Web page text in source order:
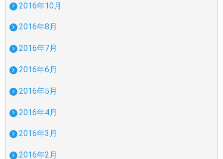
2016年10月
2016年8月
2016年7月
2016年6月
2016年5月
2016年4月
2016年3月
2016年2月